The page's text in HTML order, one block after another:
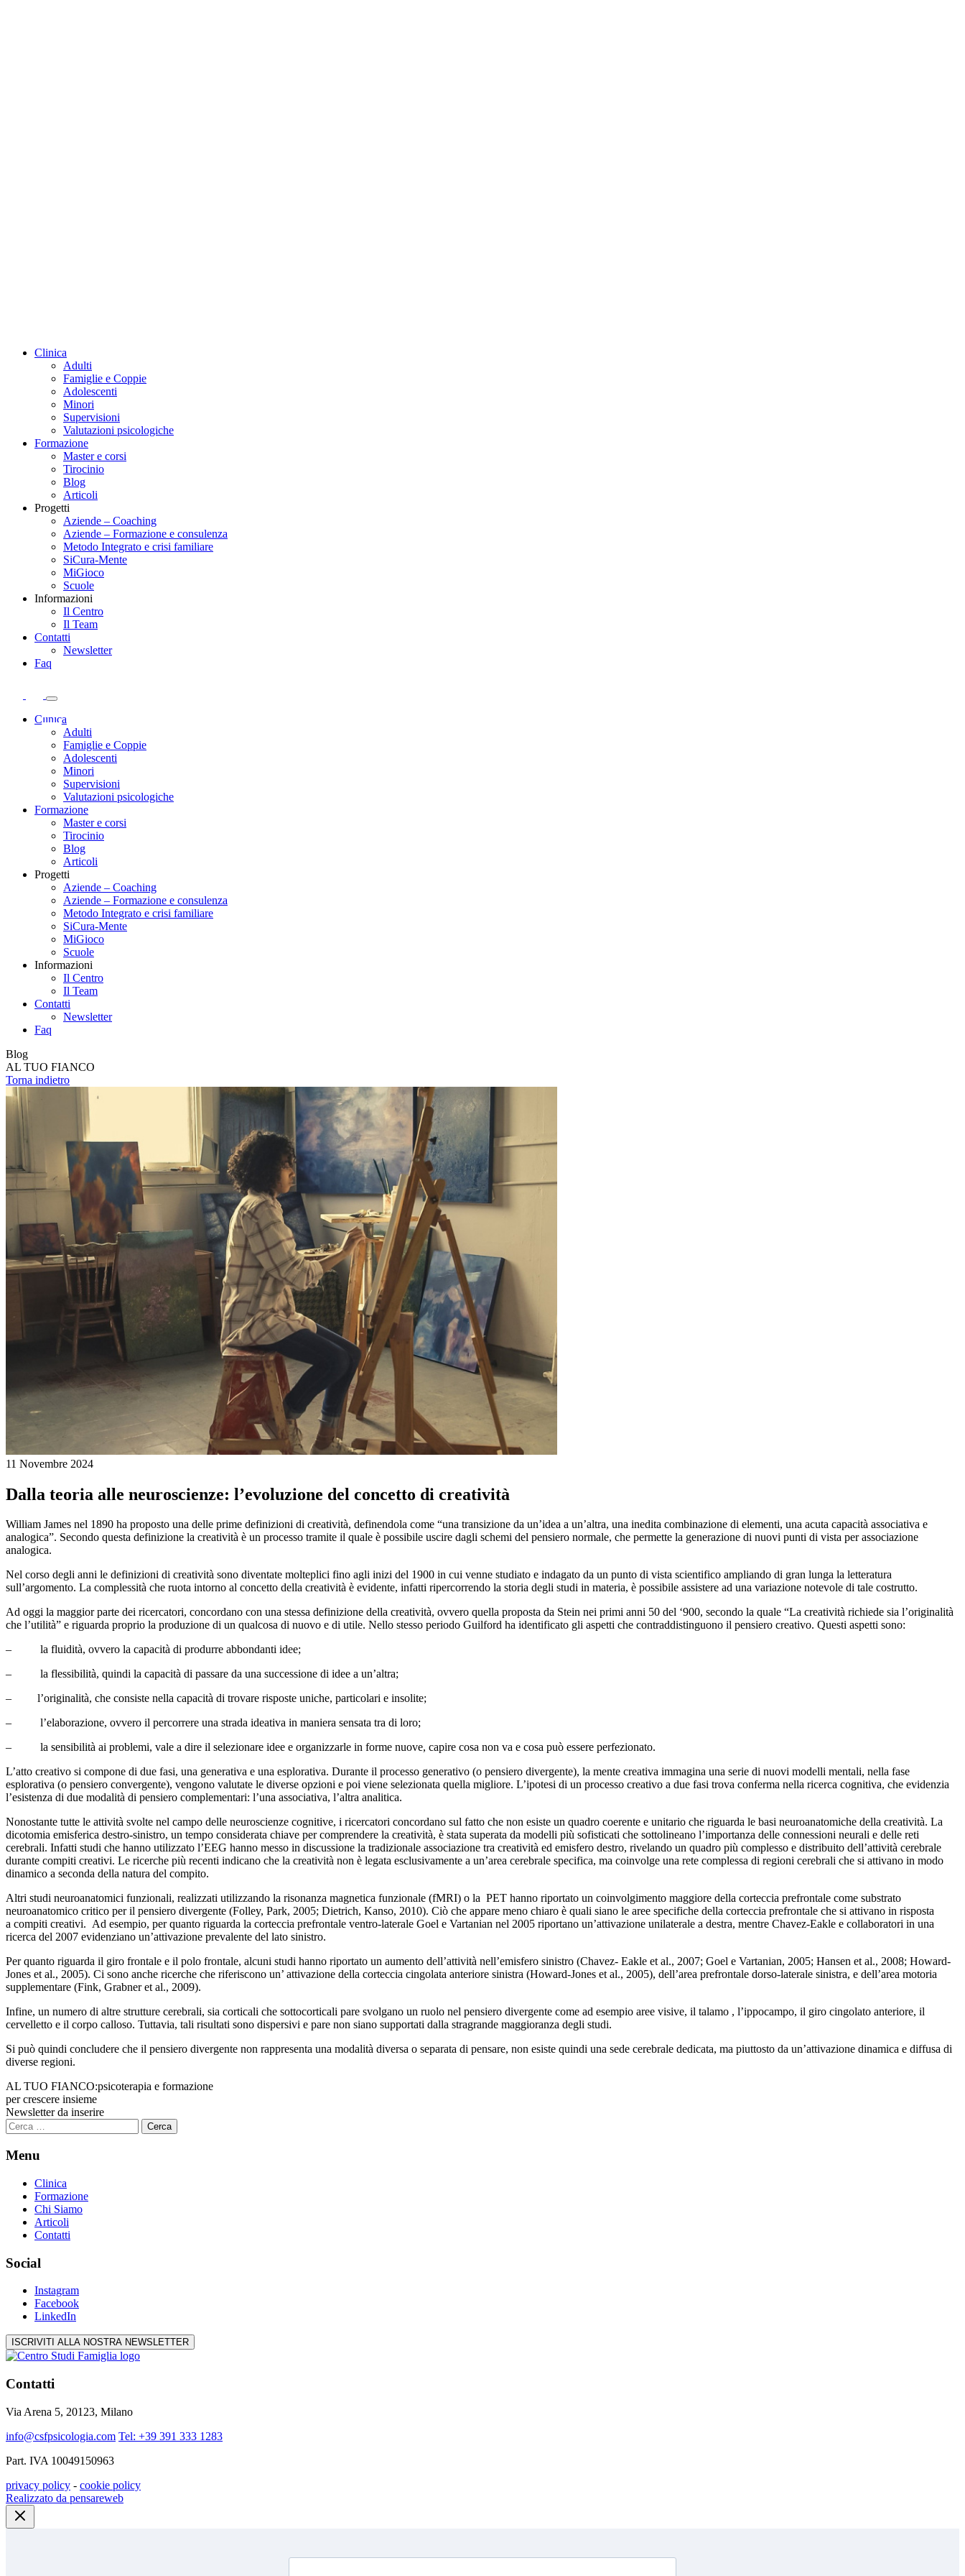
Clinica
Adulti
Famiglie e Coppie
Adolescenti
Minori
Supervisioni
Valutazioni psicologiche
Formazione
Master e corsi
Tirocinio
Blog
Articoli
Progetti
Aziende – Coaching
Aziende – Formazione e consulenza
Metodo Integrato e crisi familiare
SiCura-Mente
MiGioco
Scuole
Informazioni
Il Centro
Il Team
Contatti
Newsletter
Faq
Clinica
Adulti
Famiglie e Coppie
Adolescenti
Minori
Supervisioni
Valutazioni psicologiche
Formazione
Master e corsi
Tirocinio
Blog
Articoli
Progetti
Aziende – Coaching
Aziende – Formazione e consulenza
Metodo Integrato e crisi familiare
SiCura-Mente
MiGioco
Scuole
Informazioni
Il Centro
Il Team
Contatti
Newsletter
Faq
Blog
AL TUO FIANCO
Torna indietro
11 Novembre 2024
Dalla teoria alle neuroscienze: l’evoluzione del concetto di creatività
William James nel 1890 ha proposto una delle prime definizioni di creatività, definendola come “una transizione da un’idea a un’altra, una inedita combinazione di elementi, una acuta capacità associativa e
analogica”. Secondo questa definizione la creatività è un processo tramite il quale è possibile uscire dagli schemi del pensiero normale, che permette la generazione di nuovi punti di vista per associazione
analogica.
Nel corso degli anni le definizioni di creatività sono diventate molteplici fino agli inizi del 1900 in cui venne studiato e indagato da un punto di vista scientifico ampliando di gran lunga la letteratura
sull’argomento. La complessità che ruota intorno al concetto della creatività è evidente, infatti ripercorrendo la storia degli studi in materia, è possibile assistere ad una variazione notevole di tale costrutto.
Ad oggi la maggior parte dei ricercatori, concordano con una stessa definizione della creatività, ovvero quella proposta da Stein nei primi anni 50 del ‘900, secondo la quale “La creatività richiede sia l’originalità
che l’utilità” e riguarda proprio la produzione di un qualcosa di nuovo e di utile. Nello stesso periodo Guilford ha identificato gli aspetti che contraddistinguono il pensiero creativo. Questi aspetti sono:
– la fluidità, ovvero la capacità di produrre abbondanti idee;
– la flessibilità, quindi la capacità di passare da una successione di idee a un’altra;
– l’originalità, che consiste nella capacità di trovare risposte uniche, particolari e insolite;
– l’elaborazione, ovvero il percorrere una strada ideativa in maniera sensata tra di loro;
– la sensibilità ai problemi, vale a dire il selezionare idee e organizzarle in forme nuove, capire cosa non va e cosa può essere perfezionato.
L’atto creativo si compone di due fasi, una generativa e una esplorativa. Durante il processo generativo (o pensiero divergente), la mente creativa immagina una serie di nuovi modelli mentali, nella fase
esplorativa (o pensiero convergente), vengono valutate le diverse opzioni e poi viene selezionata quella migliore. L’ipotesi di un processo creativo a due fasi trova conferma nella ricerca cognitiva, che evidenzia
l’esistenza di due modalità di pensiero complementari: l’una associativa, l’altra analitica.
Nonostante tutte le attività svolte nel campo delle neuroscienze cognitive, i ricercatori concordano sul fatto che non esiste un quadro coerente e unitario che riguarda le basi neuroanatomiche della creatività. La
dicotomia emisferica destro-sinistro, un tempo considerata chiave per comprendere la creatività, è stata superata da modelli più sofisticati che sottolineano l’importanza delle connessioni neurali e delle reti
cerebrali. Infatti studi che hanno utilizzato l’EEG hanno messo in discussione la tradizionale associazione tra creatività ed emisfero destro, rivelando un quadro più complesso e distribuito dell’attività cerebrale
durante compiti creativi. Le ricerche più recenti indicano che la creatività non è legata esclusivamente a un’area cerebrale specifica, ma coinvolge una rete complessa di regioni cerebrali che si attivano in modo
dinamico a seconda della natura del compito.
Altri studi neuroanatomici funzionali, realizzati utilizzando la risonanza magnetica funzionale (fMRI) o la PET hanno riportato un coinvolgimento maggiore della corteccia prefrontale come substrato
neuroanatomico critico per il pensiero divergente (Folley, Park, 2005; Dietrich, Kanso, 2010). Ciò che appare meno chiaro è quali siano le aree specifiche della corteccia prefrontale che si attivano in risposta
a compiti creativi. Ad esempio, per quanto riguarda la corteccia prefrontale ventro-laterale Goel e Vartanian nel 2005 riportano un’attivazione unilaterale a destra, mentre Chavez-Eakle e collaboratori in una
ricerca del 2007 evidenziano un’attivazione prevalente del lato sinistro.
Per quanto riguarda il giro frontale e il polo frontale, alcuni studi hanno riportato un aumento dell’attività nell’emisfero sinistro (Chavez- Eakle et al., 2007; Goel e Vartanian, 2005; Hansen et al., 2008; Howard-
Jones et al., 2005). Ci sono anche ricerche che riferiscono un’ attivazione della corteccia cingolata anteriore sinistra (Howard-Jones et al., 2005), dell’area prefrontale dorso-laterale sinistra, e dell’area motoria
supplementare (Fink, Grabner et al., 2009).
Infine, un numero di altre strutture cerebrali, sia corticali che sottocorticali pare svolgano un ruolo nel pensiero divergente come ad esempio aree visive, il talamo , l’ippocampo, il giro cingolato anteriore, il
cervelletto e il corpo calloso. Tuttavia, tali risultati sono dispersivi e pare non siano supportati dalla stragrande maggioranza degli studi.
Si può quindi concludere che il pensiero divergente non rappresenta una modalità diversa o separata di pensare, non esiste quindi una sede cerebrale dedicata, ma piuttosto da un’attivazione dinamica e diffusa di
diverse regioni.
AL TUO FIANCO:psicoterapia e formazione
per crescere insieme
Newsletter da inserire
Ricerca
per:
Menu
Clinica
Formazione
Chi Siamo
Articoli
Contatti
Social
Instagram
Facebook
LinkedIn
ISCRIVITI ALLA NOSTRA NEWSLETTER
Contatti
Via Arena 5, 20123, Milano
info@csfpsicologia.com Tel: +39 391 333 1283
Part. IVA 10049150963
privacy policy - cookie policy
Realizzato da pensareweb